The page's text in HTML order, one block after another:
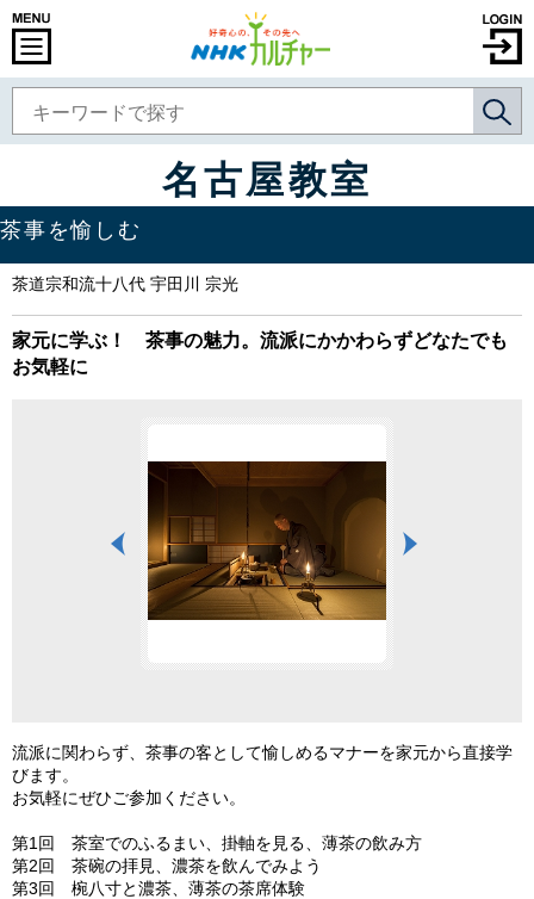
名古屋教室
茶事を愉しむ
茶道宗和流十八代 宇田川 宗光
家元に学ぶ！ 茶事の魅力。流派にかかわらずどなたでも
お気軽に
流派に関わらず、茶事の客として愉しめるマナーを家元から直接学
びます。
お気軽にぜひご参加ください。
第1回 茶室でのふるまい、掛軸を見る、薄茶の飲み方
第2回 茶碗の拝見、濃茶を飲んでみよう
第3回 椀八寸と濃茶、薄茶の茶席体験